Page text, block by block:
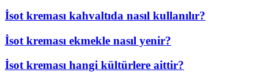
İsot kreması kahvaltıda nasıl kullanılır?
İsot kreması ekmekle nasıl yenir?
İsot kreması hangi kültürlere aittir?